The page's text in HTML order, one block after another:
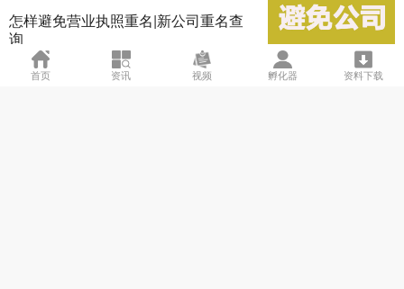
怎样避免营业执照重名|新公司重名查
询
企顺宝 2021-05-12
首页 资讯 视频 孵化器 资料下载